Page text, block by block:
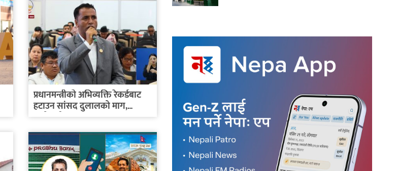
प्रधानमन्त्रीको अभिव्यक्ति रेकर्डबाट
हटाउन सांसद दुलालको माग,